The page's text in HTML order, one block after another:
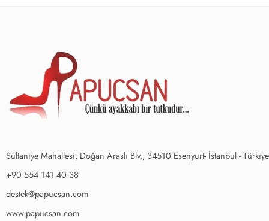
Sultaniye Mahallesi, Doğan Araslı Blv., 34510 Esenyurt- İstanbul - Türkiye
+90 554 141 40 38
destek@papucsan.com
www.papucsan.com